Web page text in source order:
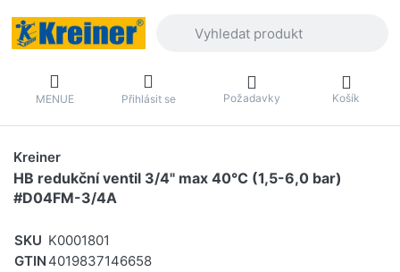
MENUE Přihlásit se Požadavky Košík
Kreiner
HB redukční ventil 3/4" max 40°C (1,5-6,0 bar)
#D04FM-3/4A
SKU K0001801
GTIN 4019837146658